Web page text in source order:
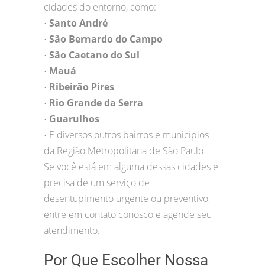
cidades do entorno, como:
• Santo André
• São Bernardo do Campo
• São Caetano do Sul
• Mauá
• Ribeirão Pires
• Rio Grande da Serra
• Guarulhos
• E diversos outros bairros e municípios
da Região Metropolitana de São Paulo
Se você está em alguma dessas cidades e
precisa de um serviço de
desentupimento urgente ou preventivo,
entre em contato conosco e agende seu
atendimento.
Por Que Escolher Nossa